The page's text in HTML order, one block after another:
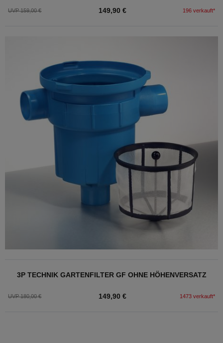
UVP 159,00 € 149,90 € 196 verkauft*
3P TECHNIK GARTENFILTER GF OHNE HÖHENVERSATZ
UVP 180,00 € 149,90 € 1473 verkauft*